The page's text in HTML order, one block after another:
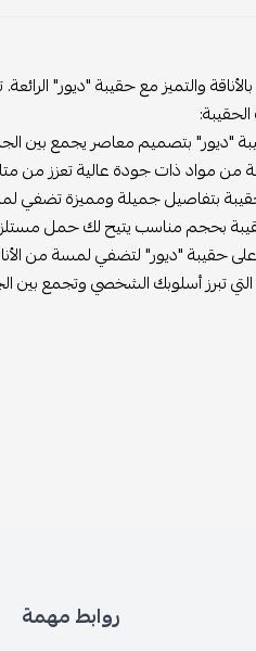
والتميز مع حقيبة "ديور"
"ديور" بتصميم معاصر يجمع بين
مواد ذات جودة عالية تعزز من
بتفاصيل جميلة ومميزة تضفي
بحجم مناسب يتيح لك حمل
حقيبة "ديور" لتضفي لمسة من
التي تبرز أسلوبك الشخصي وتجمع بين
روابط مهمة